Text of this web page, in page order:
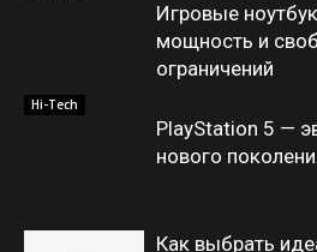
Игровые
мощность и
ограничений
Hi-Tech
PlayStation 5 —
нового
Как выбрать